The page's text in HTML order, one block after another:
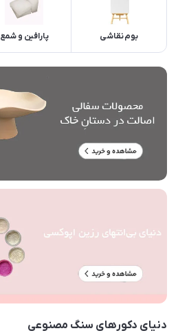
بوم نقاشی پارافین و شمع
دنیای دکورهای سنگ مصنوعی